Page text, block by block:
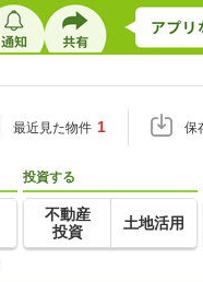
最近見た物件 1 保
投資する
不動産
投資
土地活用